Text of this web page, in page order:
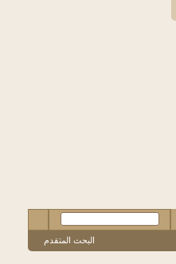
البحث المتقدم